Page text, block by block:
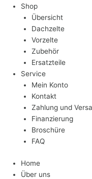
Shop
Übersicht
Dachzelte
Vorzelte
Zubehör
Ersatzteile
Service
Mein Konto
Kontakt
Zahlung und
Finanzierung
Broschüre
FAQ
Home
Über uns